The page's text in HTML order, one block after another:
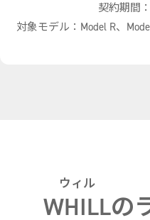
契約期間
対象モデル：Model R、
WHILL
ウィル
の